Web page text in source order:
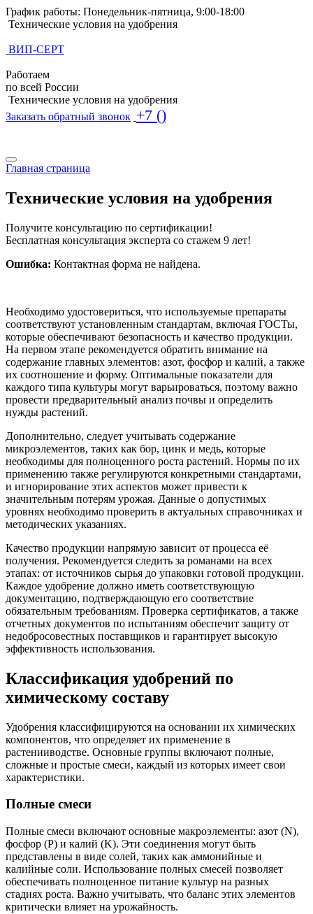
График работы: Понедельник-пятница, 9:00-18:00
Технические условия на удобрения
ВИП-СЕРТ
Работаем
по всей России
Технические условия на удобрения
Заказать обратный звонок +7 ()
Главная страница
Технические условия на удобрения
Получите консультацию по сертификации!
Бесплатная консультация эксперта со стажем 9 лет!
Ошибка: Контактная форма не найдена.
Необходимо удостовериться, что используемые препараты
соответствуют установленным стандартам, включая ГОСТы,
которые обеспечивают безопасность и качество продукции.
На первом этапе рекомендуется обратить внимание на
содержание главных элементов: азот, фосфор и калий, а также
их соотношение и форму. Оптимальные показатели для
каждого типа культуры могут варьироваться, поэтому важно
провести предварительный анализ почвы и определить
нужды растений.
Дополнительно, следует учитывать содержание
микроэлементов, таких как бор, цинк и медь, которые
необходимы для полноценного роста растений. Нормы по их
применению также регулируются конкретными стандартами,
и игнорирование этих аспектов может привести к
значительным потерям урожая. Данные о допустимых
уровнях необходимо проверить в актуальных справочниках и
методических указаниях.
Качество продукции напрямую зависит от процесса её
получения. Рекомендуется следить за романами на всех
этапах: от источников сырья до упаковки готовой продукции.
Каждое удобрение должно иметь соответствующую
документацию, подтверждающую его соответствие
обязательным требованиям. Проверка сертификатов, а также
отчетных документов по испытаниям обеспечит защиту от
недобросовестных поставщиков и гарантирует высокую
эффективность использования.
Классификация удобрений по
химическому составу
Удобрения классифицируются на основании их химических
компонентов, что определяет их применение в
растенииводстве. Основные группы включают полные,
сложные и простые смеси, каждый из которых имеет свои
характеристики.
Полные смеси
Полные смеси включают основные макроэлементы: азот (N),
фосфор (P) и калий (K). Эти соединения могут быть
представлены в виде солей, таких как аммонийные и
калийные соли. Использование полных смесей позволяет
обеспечивать полноценное питание культур на разных
стадиях роста. Важно учитывать, что баланс этих элементов
критически влияет на урожайность.